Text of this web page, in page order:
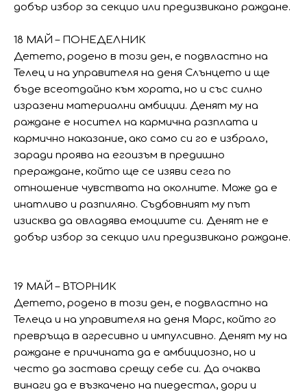
добър избор за секцио или предизвикано раждане.
18 МАЙ – ПОНЕДЕЛНИК
Детето, родено в този ден, е подвластно на
Телец и на управителя на деня Слънцето и ще
бъде всеотдайно към хората, но и със силно
изразени материални амбиции. Денят му на
раждане е носител на кармична разплата и
кармично наказание, ако само си го е избрало,
заради проява на егоизъм в предишно
прераждане, който ще се изяви сега по
отношение чувствата на околните. Може да е
инатливо и разпиляно. Съдбовният му път
изисква да овладява емоциите си. Денят не е
добър избор за секцио или предизвикано раждане.
19 МАЙ – ВТОРНИК
Детето, родено в този ден, е подвластно на
Телеца и на управителя на деня Марс, който го
превръща в агресивно и импулсивно. Денят му на
раждане е причината да е амбициозно, но и
често да застава срещу себе си. Да очаква
винаги да е възкачено на пиедестал, дори и